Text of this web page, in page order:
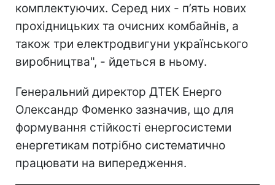
комплектуючих. Серед них - п’ять нових
прохідницьких та очисних комбайнів, а
також три електродвигуни українського
виробництва", - йдеться в ньому.
Генеральний директор ДТЕК Енерго
Олександр Фоменко зазначив, що для
формування стійкості енергосистеми
енергетикам потрібно систематично
працювати на випередження.